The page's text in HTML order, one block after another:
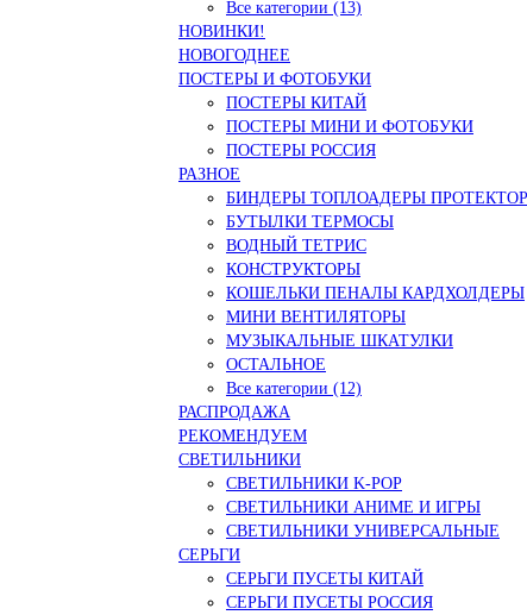
Все категории (13)
НОВИНКИ!
НОВОГОДНЕЕ
ПОСТЕРЫ И ФОТОБУКИ
ПОСТЕРЫ КИТАЙ
ПОСТЕРЫ МИНИ И ФОТОБУКИ
ПОСТЕРЫ РОССИЯ
РАЗНОЕ
БИНДЕРЫ ТОПЛОАДЕРЫ
БУТЫЛКИ ТЕРМОСЫ
ВОДНЫЙ ТЕТРИС
КОНСТРУКТОРЫ
КОШЕЛЬКИ ПЕНАЛЫ КАРДХОЛДЕРЫ
МИНИ ВЕНТИЛЯТОРЫ
МУЗЫКАЛЬНЫЕ ШКАТУЛКИ
ОСТАЛЬНОЕ
Все категории (12)
РАСПРОДАЖА
РЕКОМЕНДУЕМ
СВЕТИЛЬНИКИ
СВЕТИЛЬНИКИ K-POP
СВЕТИЛЬНИКИ АНИМЕ И ИГРЫ
СВЕТИЛЬНИКИ УНИВЕРСАЛЬНЫЕ
СЕРЬГИ
СЕРЬГИ ПУСЕТЫ КИТАЙ
СЕРЬГИ ПУСЕТЫ РОССИЯ